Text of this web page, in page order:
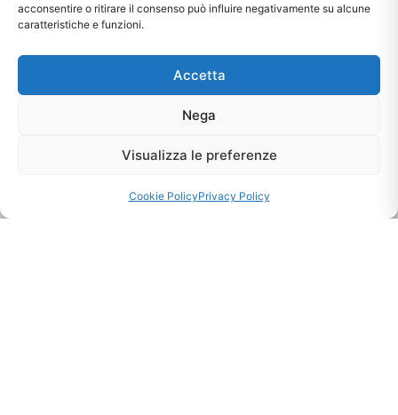
acconsentire o ritirare il consenso può influire negativamente su alcune
caratteristiche e funzioni.
Accetta
Nega
Visualizza le preferenze
Cookie PolicyPrivacy Policy
Ti interessa?
Disponibilità Sul Prodotto